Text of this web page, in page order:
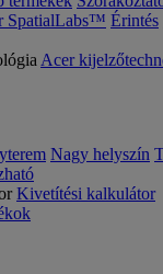
SpatialLabs™ Érintés
Acer
Nagy helyszín
Kivetítési kalkulátor